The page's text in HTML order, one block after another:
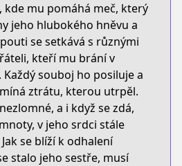
kde mu pomáhá meč, který
jeho hlubokého hněvu a
se setkává s různými
kteří mu brání v
souboj ho posiluje a
ztrátu, kterou utrpěl.
a i když se zdá,
v jeho srdci stále
se blíží k odhalení
stalo jeho sestře, musí